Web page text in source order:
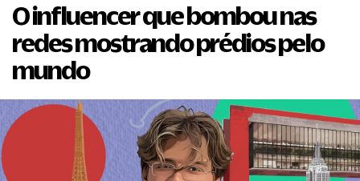
O influencer que bombou nas
redes mostrando prédios pelo
mundo